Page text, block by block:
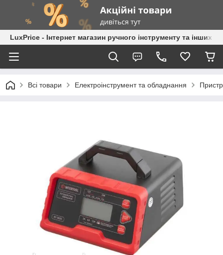
LuxPrice - Інтернет магазин ручного інструменту та інших
Всі товари Електроінструмент та обладнання